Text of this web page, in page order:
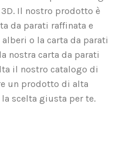
Il nostro prodotto è
da parati raffinata e
o la carta da parati
nostra carta da parati
il nostro catalogo di
un prodotto di alta
scelta giusta per te.